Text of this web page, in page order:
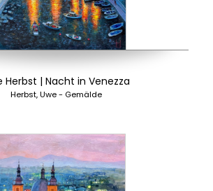
Herbst | Nacht in Venezza
Herbst, Uwe - Gemälde